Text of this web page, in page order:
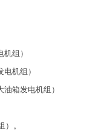
组）
机组）
油箱发电机组 ）
）。